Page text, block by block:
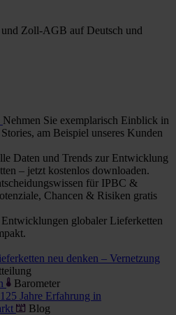
Zoll-AGB auf Deutsch und
Nehmen Sie exemplarisch Einblick in
am Beispiel unseres Kunden
Daten und Trends zur Entwicklung
– jetzt kostenlos downloaden.
für IPBC &
Chancen & Risiken gratis
globaler Lieferketten
neu denken – Vernetzung
Barometer
Jahre Erfahrung in
Blog